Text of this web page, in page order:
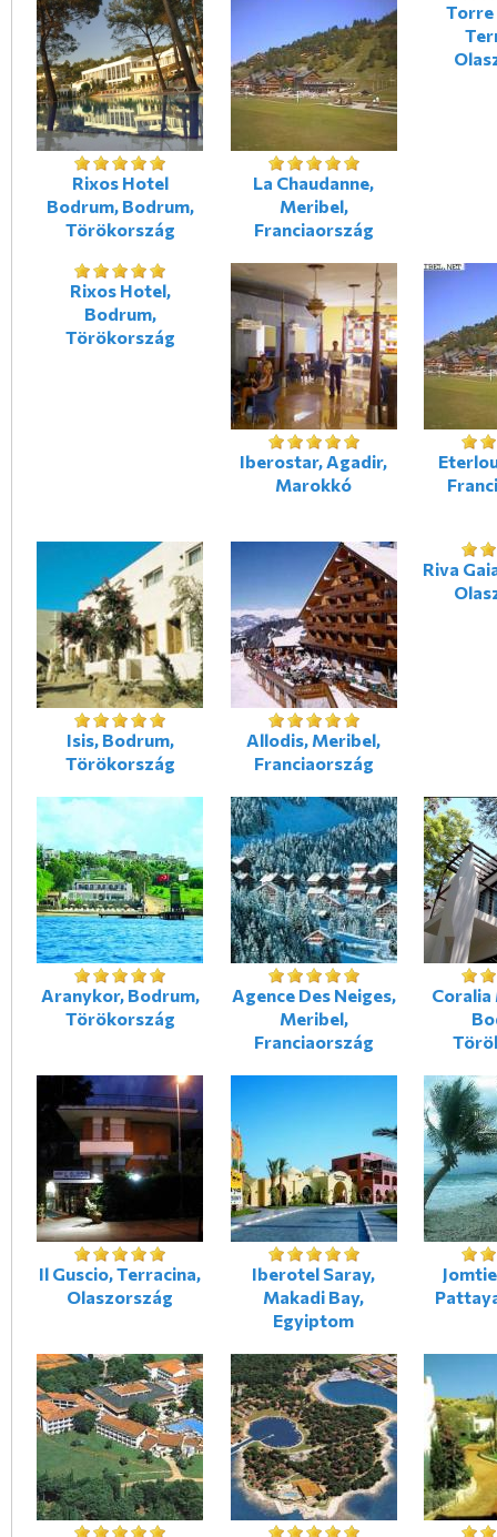
Rixos Hotel
Bodrum, Bodrum,
Törökország
La Chaudanne,
Meribel,
Franciaország
Torre
Rixos Hotel,
Bodrum,
Törökország
Iberostar, Agadir,
Marokkó
Isis, Bodrum,
Törökország
Allodis, Meribel,
Franciaország
Riva
Aranykor, Bodrum,
Törökország
Agence Des Neiges,
Meribel,
Franciaország
Coralia
Il Guscio, Terracina,
Olaszország
Iberotel Saray,
Makadi Bay,
Egyiptom